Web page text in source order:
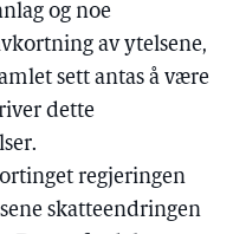
og noe
av ytelsene,
sett antas å være
dette
regjeringen
skatteendringen